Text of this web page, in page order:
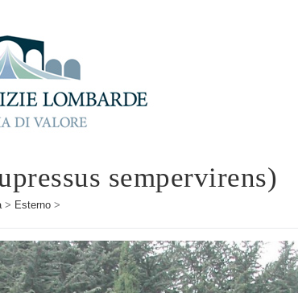
sempervirens)
> Esterno>